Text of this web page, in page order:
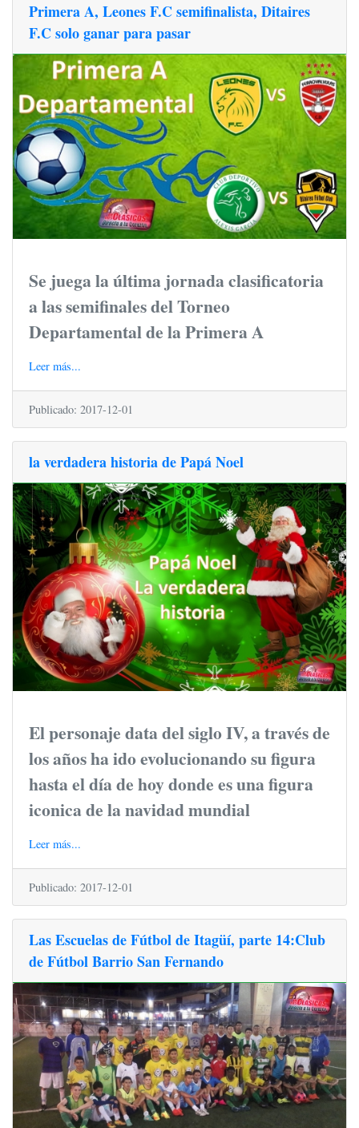
Primera A, Leones F.C semifinalista, Ditaires
F.C solo ganar para pasar
Se juega la última jornada clasificatoria
a las semifinales del Torneo
Departamental de la Primera A
Leer más...
Publicado: 2017-12-01
la verdadera historia de Papá Noel
El personaje data del siglo IV, a través de
los años ha ido evolucionando su figura
hasta el día de hoy donde es una figura
iconica de la navidad mundial
Leer más...
Publicado: 2017-12-01
Las Escuelas de Fútbol de Itagüí, parte 14:Club
de Fútbol Barrio San Fernando